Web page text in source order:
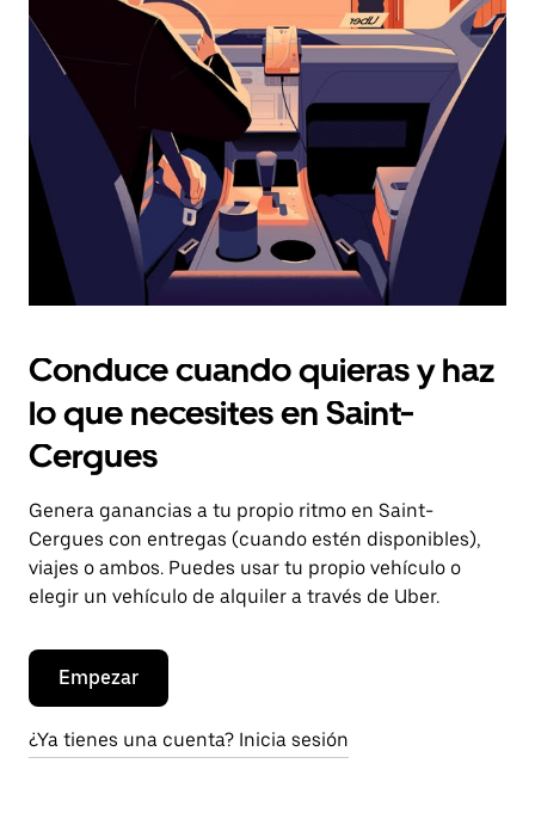
el
botón
escape
el
calendario.
Conduce cuando quieras y haz
lo que necesites en Saint-
Cergues
Genera ganancias a tu propio ritmo en Saint-
Cergues con entregas (cuando estén disponibles),
viajes o ambos. Puedes usar tu propio vehículo o
elegir un vehículo de alquiler a través de Uber.
Empezar
¿Ya tienes una cuenta? Inicia sesión